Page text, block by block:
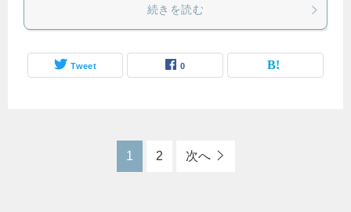
続きを読む
Tweet 0
1 2 次へ